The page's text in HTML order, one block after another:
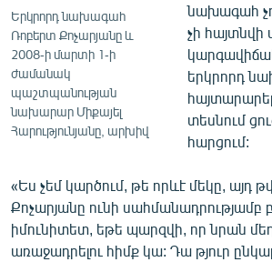
Երկրորդ նախագահ
Ռոբերտ Քոչարյանը և
2008-ի մարտի 1-ի
ժամանակ
պաշտպանության
նախարար Միքայել
Հարությունյանը, արխիվ
նախագահ
չի հայտնվի
երկրորդ
տեսնում
հարցում:
«Ես չեմ կարծում, թե որևէ մեկը, այդ
Քոչարյանը ունի սահմանադրությամբ
իմունիտետ, եթե պարզվի, որ նրան
առաջադրելու հիմք կա: Դա թյուր